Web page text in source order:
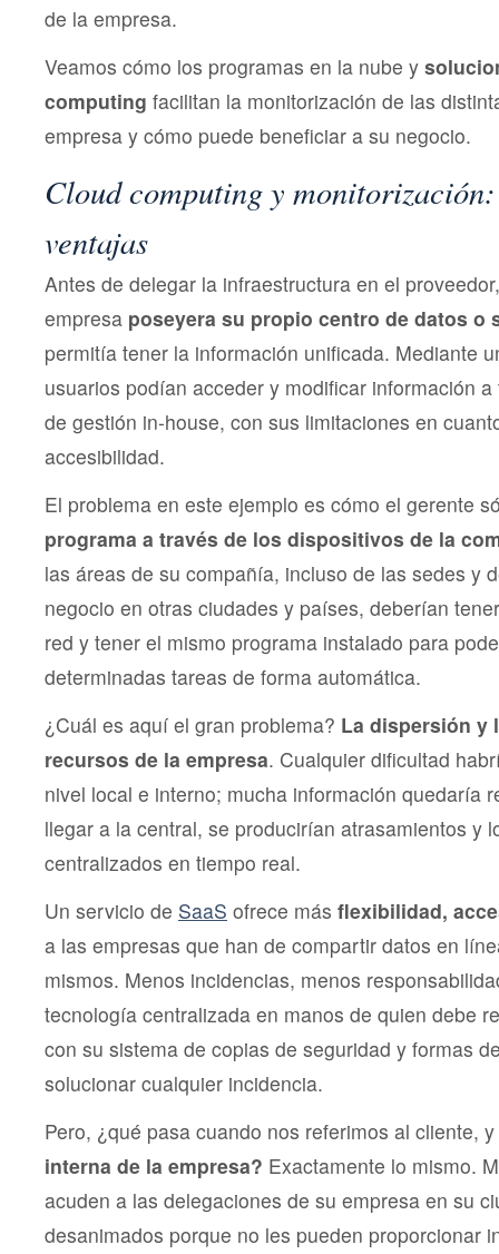
de la empresa.
Veamos cómo los programas en la nube y
computing facilitan la monitorización de las
empresa y cómo puede beneficiar a su negocio.
Cloud computing y
ventajas
Antes de delegar la infraestructura en el
empresa poseyera su propio centro de datos o
permitía tener la información unificada. Mediante
usuarios podían acceder y modificar información
de gestión in-house, con sus limitaciones en
accesibilidad.
El problema en este ejemplo es cómo el gerente
programa a través de los dispositivos de la
las áreas de su compañía, incluso de las sedes y
negocio en otras ciudades y países, deberían
red y tener el mismo programa instalado para
determinadas tareas de forma automática.
¿Cuál es aquí el gran problema? La dispersión y
recursos de la empresa. Cualquier dificultad
nivel local e interno; mucha información quedaría
llegar a la central, se producirían atrasamientos y
centralizados en tiempo real.
Un servicio de SaaS ofrece más flexibilidad,
a las empresas que han de compartir datos en
mismos. Menos incidencias, menos
tecnología centralizada en manos de quien debe
con su sistema de copias de seguridad y formas
solucionar cualquier incidencia.
Pero, ¿qué pasa cuando nos referimos al cliente,
interna de la empresa? Exactamente lo mismo.
acuden a las delegaciones de su empresa en su
desanimados porque no les pueden proporcionar